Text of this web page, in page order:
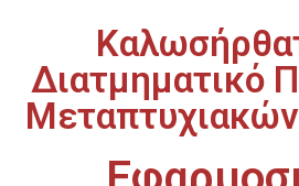
Διατμηματικό